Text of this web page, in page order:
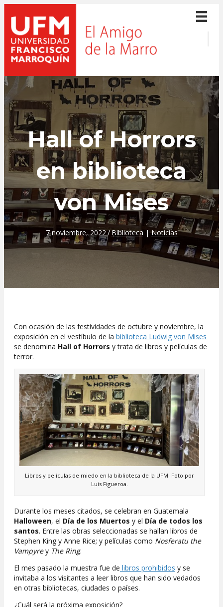
Hall of Horrors
en biblioteca
von Mises
7 noviembre, 2022/Biblioteca |Noticias
Con ocasión de las festividades de octubre y noviembre, la
exposición en el vestíbulo de la biblioteca Ludwig von Mises
se denomina Hall of Horrors y trata de libros y películas de
terror.
Libros y películas de miedo en la biblioteca de la UFM. Foto por
Luis Figueroa.
Durante los meses citados, se celebran en Guatemala
Halloween, el Día de los Muertos y el Día de todos los
santos. Entre las obras seleccionadas se hallan libros de
Stephen King y Anne Rice; y películas como Nosferatu the
Vampyrey The Ring.
El mes pasado la muestra fue de libros prohibidos y se
invitaba a los visitantes a leer libros que han sido vedados
en otras bibliotecas, ciudades o países.
¿Cuál será la próxima exposición?